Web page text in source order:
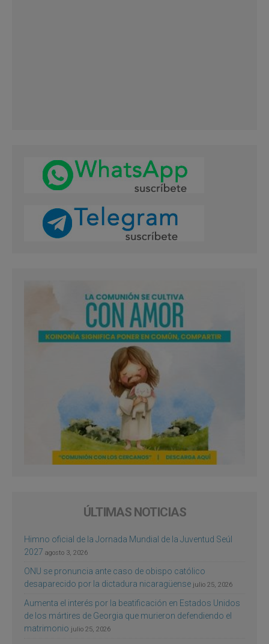
ÚLTIMAS NOTICIAS
Himno oficial de la Jornada Mundial de la Juventud Seúl
2027 agosto 3, 2026
ONU se pronuncia ante caso de obispo católico
desaparecido por la dictadura nicaragüense julio 25, 2026
Aumenta el interés por la beatificación en Estados Unidos
de los mártires de Georgia que murieron defendiendo el
matrimonio julio 25, 2026